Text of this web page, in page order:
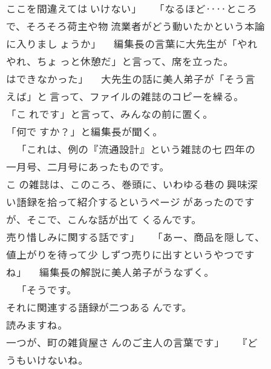
ここを間違えては いけない」 「なるほど‥‥ところ
で、そろそろ荷主や物 流業者がどう動いたかという本論
に入りまし ょうか」 編集長の言葉に大先生が「やれ
やれ、ちょ っと休憩だ」と言って、席を立った。
はできなかった」 大先生の話に美人弟子が「そう言
えば」と 言って、ファイルの雑誌のコピーを繰る。
「こ れです」と言って、みんなの前に置く。
「何で すか？」と編集長が聞く。
「これは、例の『流通設計』という雑誌の七 四年の
一月号、二月号にあったものです。
こ の雑誌は、このころ、巻頭に、いわゆる巷の 興味深
い語録を拾って紹介するというページ があったのです
が、そこで、こんな話が出て くるんです。
売り惜しみに関する話です」 「あー、商品を隠して、
値上がりを待って少 しずつ売りに出すというやつです
ね」 編集長の解説に美人弟子がうなずく。
「そうです。
それに関連する語録が二つある んです。
読みますね。
一つが、町の雑貨屋さ んのご主人の言葉です」 『ど
うもいけないね。